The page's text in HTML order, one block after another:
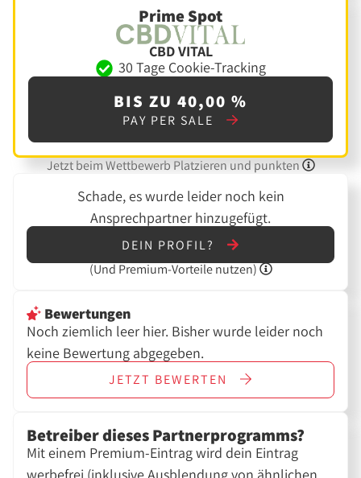
Prime Spot
CBD VITAL
30 Tage Cookie-Tracking
BIS ZU 40,00 %
PAY PER SALE
Jetzt beim Wettbewerb Platzieren und punkten
Schade, es wurde leider noch kein
Ansprechpartner hinzugefügt.
DEIN PROFIL?
(Und Premium-Vorteile nutzen)
Bewertungen
Noch ziemlich leer hier. Bisher wurde leider noch
keine Bewertung abgegeben.
JETZT BEWERTEN
Betreiber dieses Partnerprogramms?
Mit einem Premium-Eintrag wird dein Eintrag
werbefrei (inklusive Ausblendung von ähnlichen